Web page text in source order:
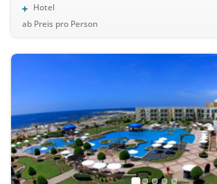
Hotel
ab Preis pro Person